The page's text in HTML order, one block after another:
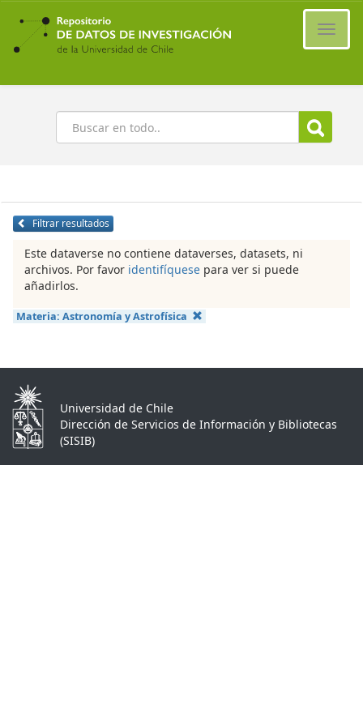
Ir
contenido
principal
Buscar
Filtrar resultados
Este dataverse no contiene dataverses, datasets, ni
archivos. Por favor identifíquese para ver si puede
añadirlos.
Materia: Astronomía y Astrofísica
Universidad de Chile
Dirección de Servicios de Información y Bibliotecas
(SISIB)